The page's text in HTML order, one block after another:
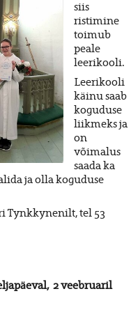
siis
ristimine
toimub
peale
leerikooli.
Leerikooli
käinu saab
koguduse
liikmeks ja
on
võimalus
saada ka
ja olla koguduse
Tynkkynenilt, tel 53
2 veebruaril